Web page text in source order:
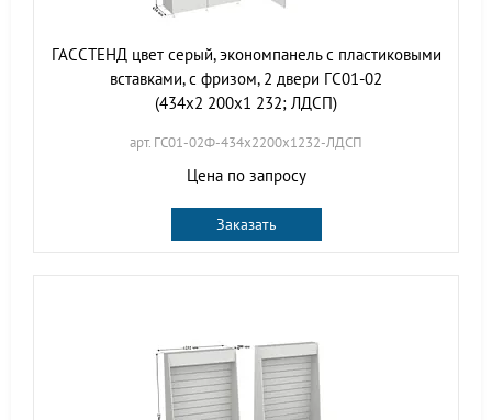
ГАССТЕНД цвет серый, экономпанель с пластиковыми
вставками, с фризом, 2 двери ГС01-02
(434х2 200х1 232; ЛДСП)
арт. ГС01-02Ф-434х2200х1232-ЛДСП
Цена по запросу
Заказать